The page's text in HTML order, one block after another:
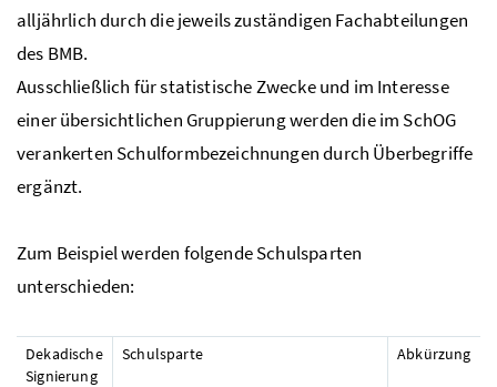
alljährlich durch die jeweils zuständigen Fachabteilungen
des BMB.
Ausschließlich für statistische Zwecke und im Interesse
einer übersichtlichen Gruppierung werden die im SchOG
verankerten Schulformbezeichnungen durch Überbegriffe
ergänzt.
Zum Beispiel werden folgende Schulsparten
unterschieden:
Dekadische
Signierung
Schulsparte Abkürzung